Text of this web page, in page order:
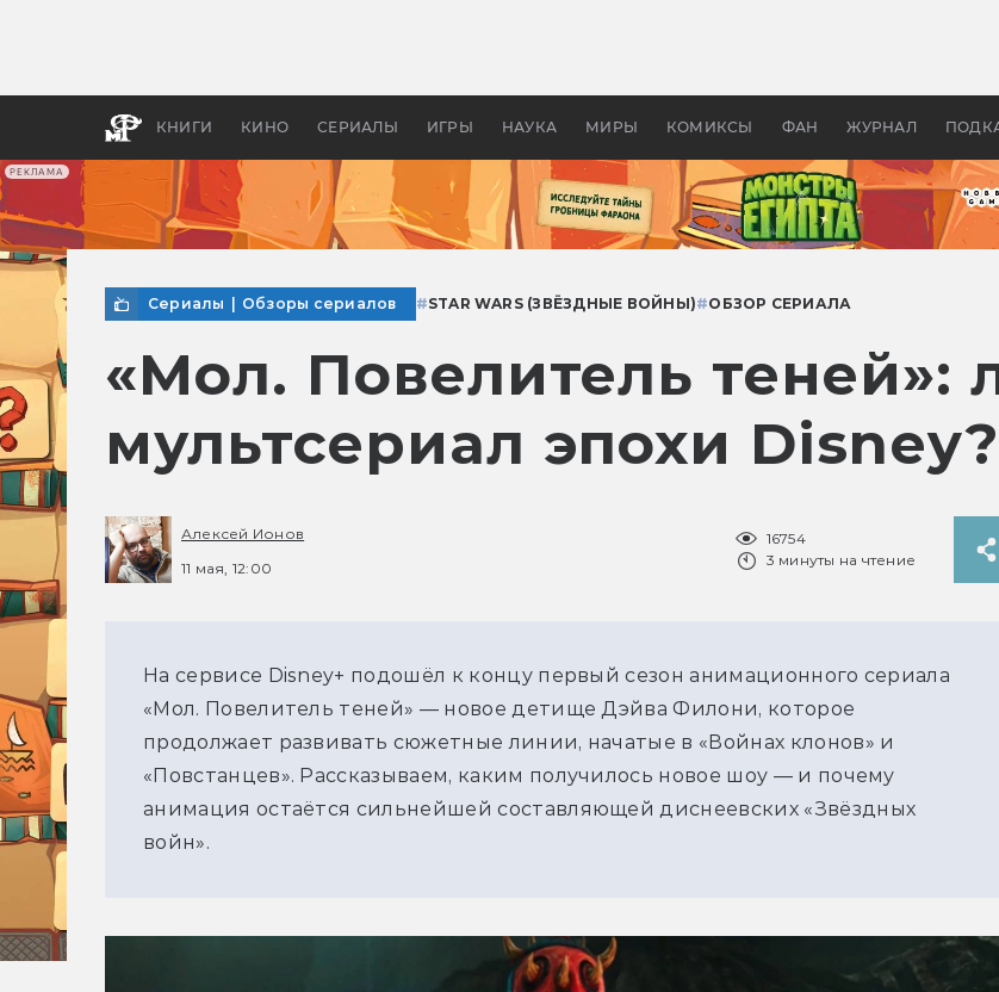
РЕКЛАМА
КНИГИ КИНО СЕРИАЛЫ ИГРЫ НАУКА МИРЫ КОМИКСЫ ФАН ЖУРНАЛ
бы «Властелина колец»
Древней Грецией
Сериалы Обзоры сериалов #STAR WARS (ЗВЁЗДНЫЕ ВОЙНЫ)#ОБЗОР СЕРИАЛА
«Мол. Повелитель теней»:
мультсериал эпохи
Алексей Ионов
11 мая, 12:00
16754
3 минуты на чтение
На сервисе Disney+ подошёл к концу первый сезон анимационного сериала
«Мол. Повелитель теней» — новое детище Дэйва Филони, которое
продолжает развивать сюжетные линии, начатые в «Войнах клонов» и
«Повстанцев». Рассказываем, каким получилось новое шоу — и почему
анимация остаётся сильнейшей составляющей диснеевских «Звёздных
войн».